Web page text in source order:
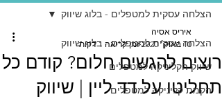
הצלחה עסקית למטפלים - בלוג שיווק
שיווק הקליניקה למטפלים
הקמת קליניקה למטפלים
הצלחה עסקית למטפלים - בלוג שיווק
רוצים להגשים חלום? קודם כל
תחליטו על דד ליין | שיווק
איריס אסיה
10 באוק׳ 2020
זמן קריאה 1 דקות